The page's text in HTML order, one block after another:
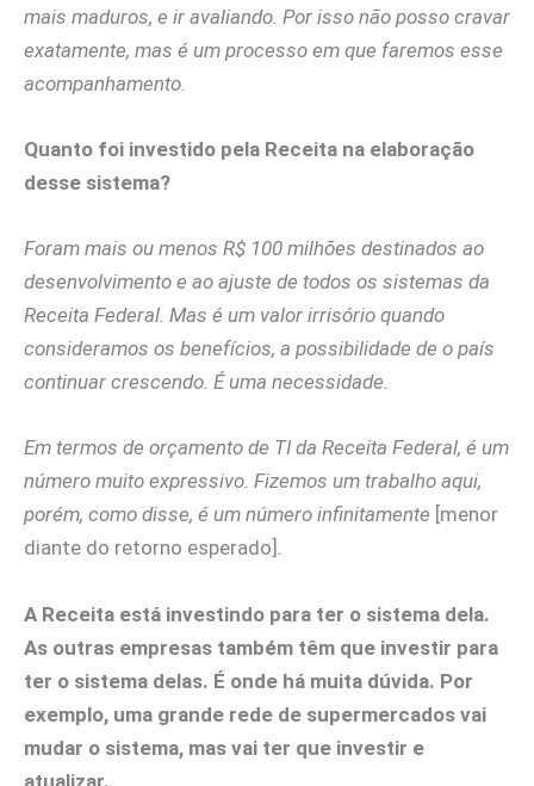
mais maduros, e ir avaliando. Por isso não posso cravar
exatamente, mas é um processo em que faremos esse
acompanhamento.
Quanto foi investido pela Receita na elaboração
desse sistema?
Foram mais ou menos R$ 100 milhões destinados ao
desenvolvimento e ao ajuste de todos os sistemas da
Receita Federal. Mas é um valor irrisório quando
consideramos os benefícios, a possibilidade de o país
continuar crescendo. É uma necessidade.
Em termos de orçamento de TI da Receita Federal, é um
número muito expressivo. Fizemos um trabalho aqui,
porém, como disse, é um número infinitamente [menor
diante do retorno esperado].
A Receita está investindo para ter o sistema dela.
As outras empresas também têm que investir para
ter o sistema delas. É onde há muita dúvida. Por
exemplo, uma grande rede de supermercados vai
mudar o sistema, mas vai ter que investir e
atualizar.